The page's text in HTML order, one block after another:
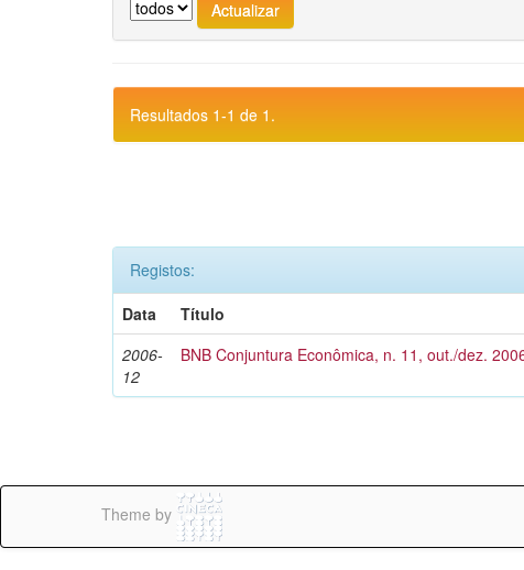
Resultados 1-1 de 1.
Registos:
Data
Título
2006-
12
BNB Conjuntura Econômica, n. 11, out./dez.
Theme by